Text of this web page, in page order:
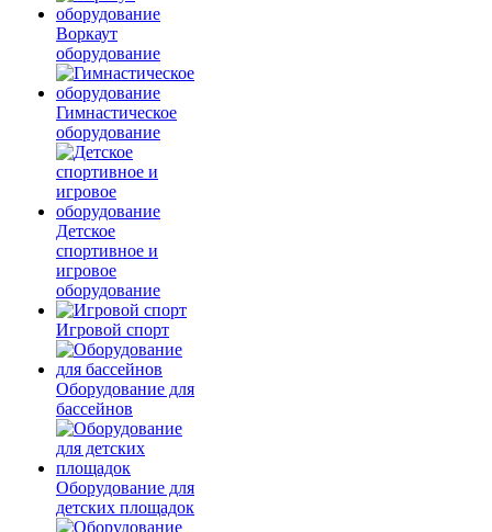
Воркаут
оборудование
Гимнастическое
оборудование
Детское
спортивное и
игровое
оборудование
Игровой спорт
Оборудование для
бассейнов
Оборудование для
детских площадок